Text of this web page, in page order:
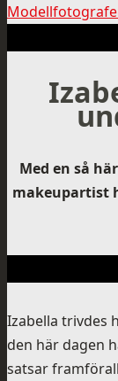
Med en så
makeupartist
Izabella trivdes
den här dagen
satsar